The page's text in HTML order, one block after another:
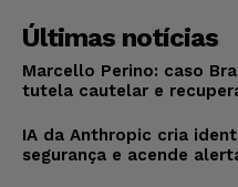
Últimas notícias
Marcello Perino: caso
tutela cautelar e
IA da Anthropic cria
segurança e acende